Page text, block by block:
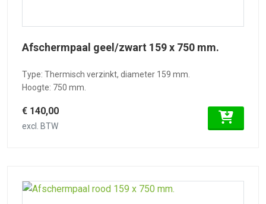
Afschermpaal geel/zwart 159 x 750 mm.
Type: Thermisch verzinkt, diameter 159 mm.
Hoogte: 750 mm.
€ 140,00
excl. BTW